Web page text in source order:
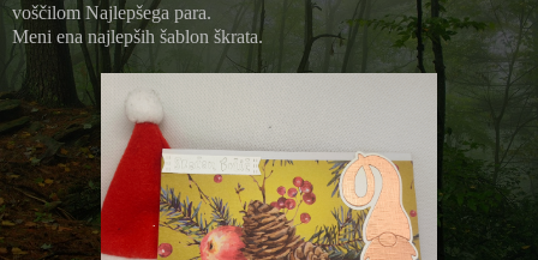
voščilom Najlepšega para.
Meni ena najlepših šablon škrata.